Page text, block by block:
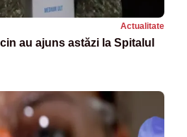
Actualitate
au ajuns astăzi la Spitalul